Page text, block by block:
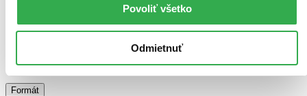
Povoliť všetko
Odmietnuť
brožovaná väzba (277 titulov)brožovaná väzba277
pevná väzba (27 titulov)pevná väzba
flexi (3 tituly)flexi3
Formát